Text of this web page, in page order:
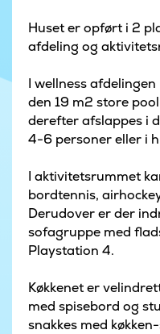
Huset er opført i 2
afdeling og
I wellness
den 19 m2 store
derefter afslappes i
4-6 personer eller i
I aktivitetsrummet
bordtennis,
Derudover er der
sofagruppe med
Playstation 4.
Køkkenet er
med spisebord og
snakkes med